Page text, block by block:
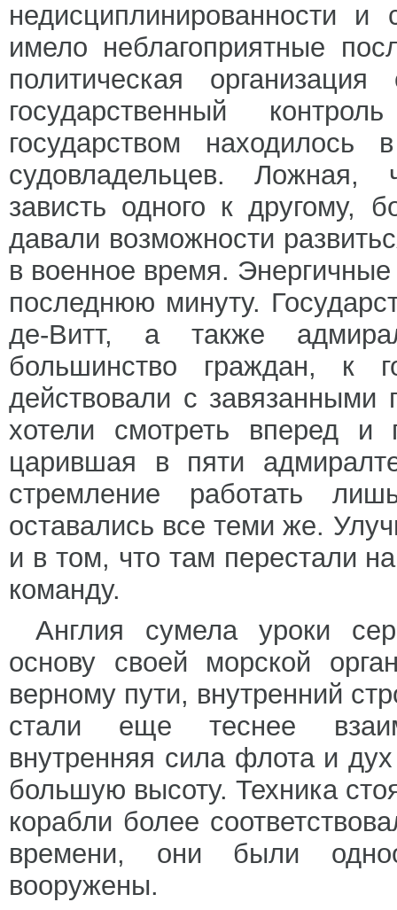
недисциплинированности
имело неблагоприятные
политическая
государственный
государством
судовладельцев. Ложная,
зависть одного к другому,
давали возможности
в военное время.
последнюю минуту.
де-Витт, а также
большинство граждан, к
действовали с
хотели смотреть вперед и
царившая в пяти
стремление работать
оставались все теми же.
и в том, что там перестали
команду.
Англия сумела уроки
основу своей морской
верному пути, внутренний
стали еще теснее
внутренняя сила флота и
большую высоту. Техника
корабли более
времени, они были
вооружены.